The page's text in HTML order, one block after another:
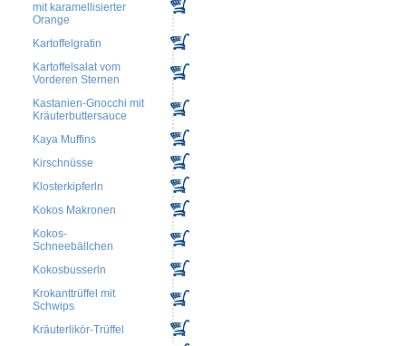
mit karamellisierter
Orange
Kartoffelgratin
Kartoffelsalat vom
Vorderen Sternen
Kastanien-Gnocchi mit
Kräuterbuttersauce
Kaya Muffins
Kirschnüsse
Klosterkipferln
Kokos Makronen
Kokos-
Schneebällchen
Kokosbusserln
Krokanttrüffel mit
Schwips
Kräuterlikör-Trüffel